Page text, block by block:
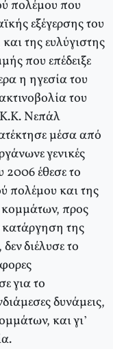
πολέμου που
εξέγερσης του
της ευλύγιστης
που επέδειξε
η ηγεσία του
του
Κ.Κ. Νεπάλ
μέσα από
γενικές
2006 έθεσε το
πολέμου και της
προς
κατάργηση της
διέλυσε το
για το
δυνάμεις,
και γι’